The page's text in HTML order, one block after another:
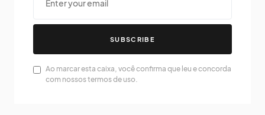
SUBSCRIBE
Ao marcar esta caixa, você confirma que leu e concorda
com nossos termos de uso.